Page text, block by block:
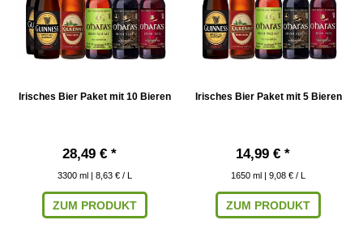
Irisches Bier Paket mit 10 Bieren
28,49 € *
3300 ml | 8,63 € / L
ZUM PRODUKT
Irisches Bier Paket mit 5 Bieren
14,99 € *
1650 ml | 9,08 € / L
ZUM PRODUKT